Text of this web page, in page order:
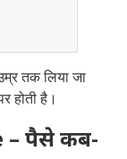
तक लिया जा
होती है।
– पैसे कब-